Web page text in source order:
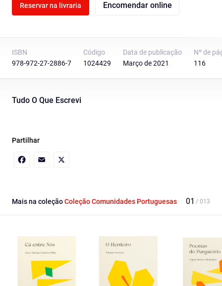
Reservar na livraria Encomendar online
ISBN
978-972-27-2886-7
Código
1024429
Data de publicação
Março de 2021
Nº de
116
Tudo O Que Escrevi
Partilhar
Mais na coleçãoColeção Comunidades Portuguesas